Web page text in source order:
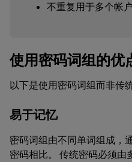
不重复用于多个帐户
使用密码词组的优
以下是使用密码词组而非传
易于记忆
密码词组由不同单词组成，
密码相比。 传统密码必须由